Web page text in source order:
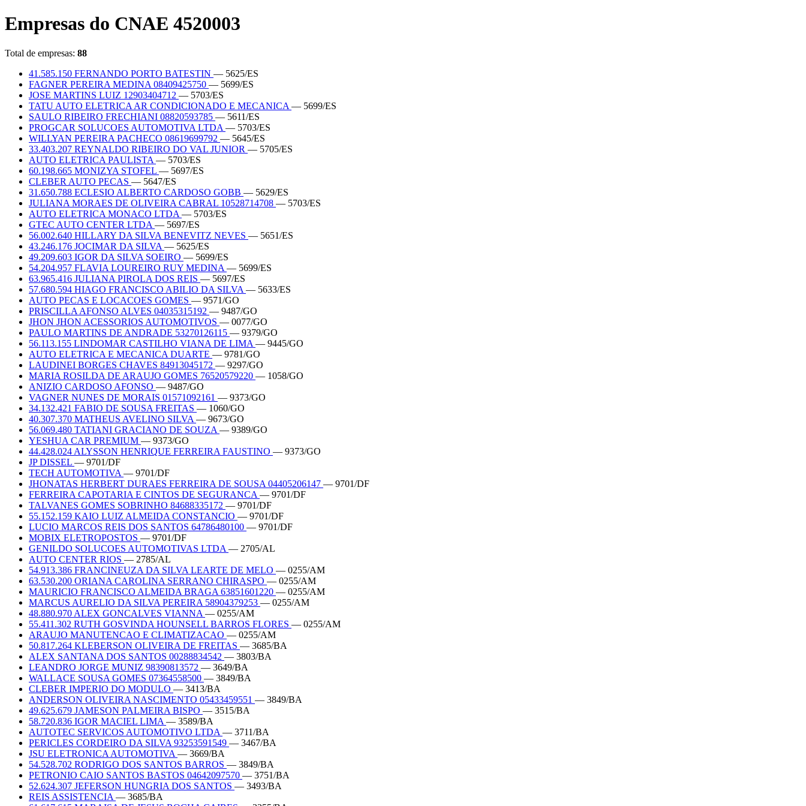
Empresas do CNAE 4520003
Total de empresas: 88
41.585.150 FERNANDO PORTO BATESTIN — 5625/ES
FAGNER PEREIRA MEDINA 08409425750 — 5699/ES
JOSE MARTINS LUIZ 12903404712 — 5703/ES
TATU AUTO ELETRICA AR CONDICIONADO E MECANICA — 5699/ES
SAULO RIBEIRO FRECHIANI 08820593785 — 5611/ES
PROGCAR SOLUCOES AUTOMOTIVA LTDA — 5703/ES
WILLYAN PEREIRA PACHECO 08619699792 — 5645/ES
33.403.207 REYNALDO RIBEIRO DO VAL JUNIOR — 5705/ES
AUTO ELETRICA PAULISTA — 5703/ES
60.198.665 MONIZYA STOFEL — 5697/ES
CLEBER AUTO PECAS — 5647/ES
31.650.788 ECLESIO ALBERTO CARDOSO GOBB — 5629/ES
JULIANA MORAES DE OLIVEIRA CABRAL 10528714708 — 5703/ES
AUTO ELETRICA MONACO LTDA — 5703/ES
GTEC AUTO CENTER LTDA — 5697/ES
56.002.640 HILLARY DA SILVA BENEVITZ NEVES — 5651/ES
43.246.176 JOCIMAR DA SILVA — 5625/ES
49.209.603 IGOR DA SILVA SOEIRO — 5699/ES
54.204.957 FLAVIA LOUREIRO RUY MEDINA — 5699/ES
63.965.416 JULIANA PIROLA DOS REIS — 5697/ES
57.680.594 HIAGO FRANCISCO ABILIO DA SILVA — 5633/ES
AUTO PECAS E LOCACOES GOMES — 9571/GO
PRISCILLA AFONSO ALVES 04035315192 — 9487/GO
JHON JHON ACESSORIOS AUTOMOTIVOS — 0077/GO
PAULO MARTINS DE ANDRADE 53270126115 — 9379/GO
56.113.155 LINDOMAR CASTILHO VIANA DE LIMA — 9445/GO
AUTO ELETRICA E MECANICA DUARTE — 9781/GO
LAUDINEI BORGES CHAVES 84913045172 — 9297/GO
MARIA ROSILDA DE ARAUJO GOMES 76520579220 — 1058/GO
ANIZIO CARDOSO AFONSO — 9487/GO
VAGNER NUNES DE MORAIS 01571092161 — 9373/GO
34.132.421 FABIO DE SOUSA FREITAS — 1060/GO
40.307.370 MATHEUS AVELINO SILVA — 9673/GO
56.069.480 TATIANI GRACIANO DE SOUZA — 9389/GO
YESHUA CAR PREMIUM — 9373/GO
44.428.024 ALYSSON HENRIQUE FERREIRA FAUSTINO — 9373/GO
JP DISSEL — 9701/DF
TECH AUTOMOTIVA — 9701/DF
JHONATAS HERBERT DURAES FERREIRA DE SOUSA 04405206147 — 9701/DF
FERREIRA CAPOTARIA E CINTOS DE SEGURANCA — 9701/DF
TALVANES GOMES SOBRINHO 84688335172 — 9701/DF
55.152.159 KAIO LUIZ ALMEIDA CONSTANCIO — 9701/DF
LUCIO MARCOS REIS DOS SANTOS 64786480100 — 9701/DF
MOBIX ELETROPOSTOS — 9701/DF
GENILDO SOLUCOES AUTOMOTIVAS LTDA — 2705/AL
AUTO CENTER RIOS — 2785/AL
54.913.386 FRANCINEUZA DA SILVA LEARTE DE MELO — 0255/AM
63.530.200 ORIANA CAROLINA SERRANO CHIRASPO — 0255/AM
MAURICIO FRANCISCO ALMEIDA BRAGA 63851601220 — 0255/AM
MARCUS AURELIO DA SILVA PEREIRA 58904379253 — 0255/AM
48.880.970 ALEX GONCALVES VIANNA — 0255/AM
55.411.302 RUTH GOSVINDA HOUNSELL BARROS FLORES — 0255/AM
ARAUJO MANUTENCAO E CLIMATIZACAO — 0255/AM
50.817.264 KLEBERSON OLIVEIRA DE FREITAS — 3685/BA
ALEX SANTANA DOS SANTOS 00288834542 — 3803/BA
LEANDRO JORGE MUNIZ 98390813572 — 3649/BA
WALLACE SOUSA GOMES 07364558500 — 3849/BA
CLEBER IMPERIO DO MODULO — 3413/BA
ANDERSON OLIVEIRA NASCIMENTO 05433459551 — 3849/BA
49.625.679 JAMESON PALMEIRA BISPO — 3515/BA
58.720.836 IGOR MACIEL LIMA — 3589/BA
AUTOTEC SERVICOS AUTOMOTIVO LTDA — 3711/BA
PERICLES CORDEIRO DA SILVA 93253591549 — 3467/BA
JSU ELETRONICA AUTOMOTIVA — 3669/BA
54.528.702 RODRIGO DOS SANTOS BARROS — 3849/BA
PETRONIO CAIO SANTOS BASTOS 04642097570 — 3751/BA
52.624.307 JEFERSON HUNGRIA DOS SANTOS — 3493/BA
REIS ASSISTENCIA — 3685/BA